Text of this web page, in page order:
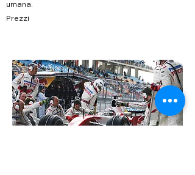
umana.
Prezzi